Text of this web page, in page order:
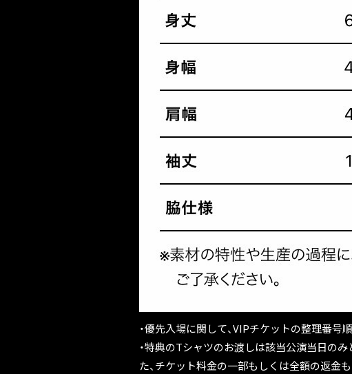
・優先入場に関して、VIPチケットの整理番号
・特典のTシャツのお渡しは該当公演当日の
た、チケット料金の一部もしくは全額の返金